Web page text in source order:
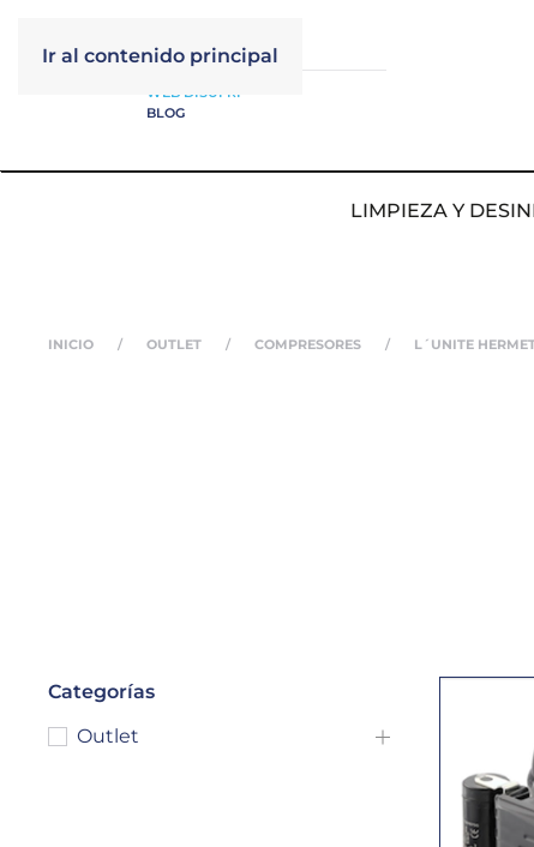
Ir al contenido principal
WEB DISUFRI
BLOG
LIMPIEZA Y
INICIO OUTLET COMPRESORES L´UNITE
Categorías
Outlet